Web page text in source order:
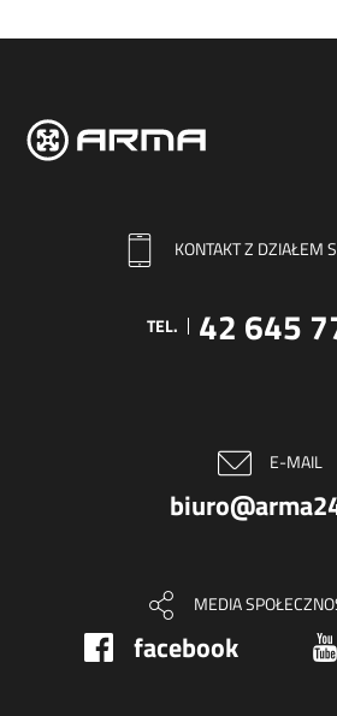
KONTAKT Z DZIAŁEM
TEL. 42 645
E-MAIL
MEDIA
facebook